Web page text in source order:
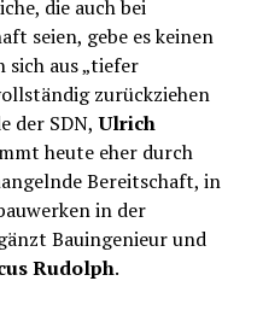
die auch bei
seien, gebe es keinen
sich aus „tiefer
zurückziehen
der SDN, Ulrich
heute eher durch
Bereitschaft, in
in der
Bauingenieur und
Rudolph.